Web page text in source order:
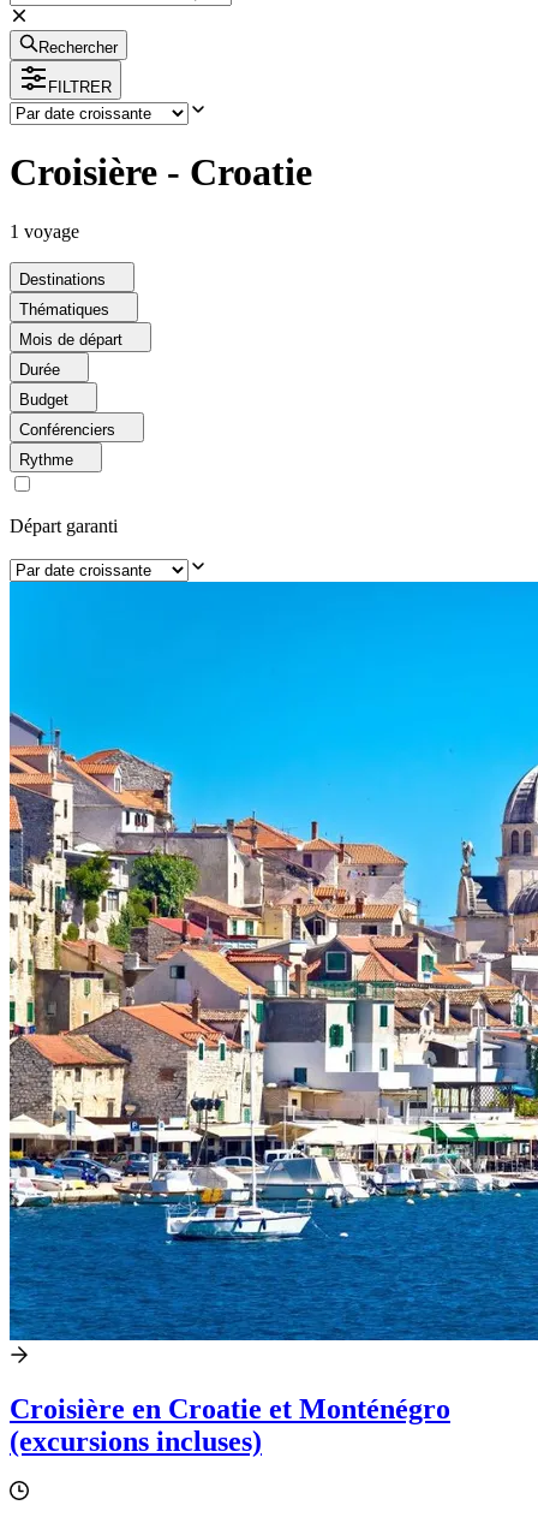
Rechercher
FILTRER
Croisière - Croatie
1 voyage
Destinations
Thématiques
Mois de départ
Durée
Budget
Conférenciers
Rythme
Départ garanti
Croisière en Croatie et Monténégro
(excursions incluses)